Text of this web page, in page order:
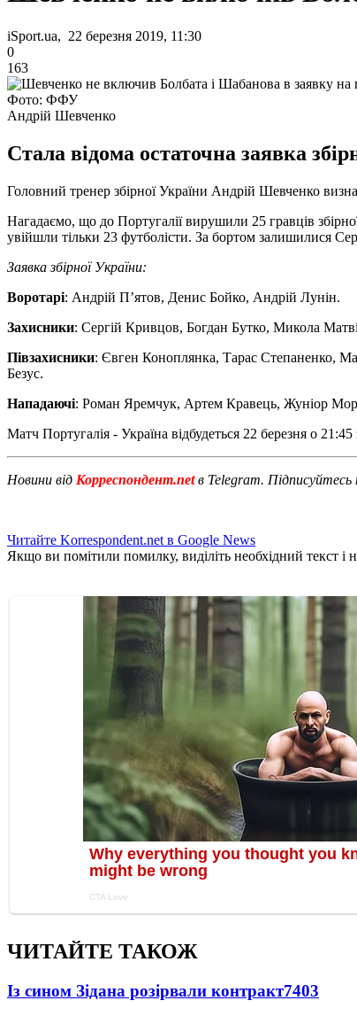
iSport.ua, 22 березня 2019, 11:30
0
163
Фото: ФФУ
Андрій Шевченко
Стала відома остаточна заявка
Головний тренер збірної України Андрій Шевченко
Нагадаємо, що до Португалії вирушили 25 гравців
увійшли тільки 23 футболісти. За бортом залишилися
Заявка збірної України:
Воротарі: Андрій П’ятов, Денис Бойко, Андрій Лунін.
Захисники: Сергій Кривцов, Богдан Бутко, Микола
Півзахисники: Євген Коноплянка, Тарас Степаненко,
Безус.
Нападаючі: Роман Яремчук, Артем Кравець, Жуніор
Матч Португалія - ​​Україна відбудеться 22 березня о
Новини від Корреспондент.netв Telegram.
Читайте Korrespondent.net в Google News
Якщо ви помітили помилку, виділіть необхідний текст
ЧИТАЙТЕ ТАКОЖ
Із сином Зідана розірвали контракт7403